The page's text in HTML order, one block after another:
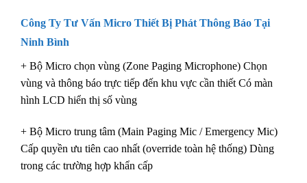
Công Ty Tư Vấn Micro Thiết Bị Phát Thông Báo Tại
Ninh Bình
+ Bộ Micro chọn vùng (Zone Paging Microphone) Chọn
vùng và thông báo trực tiếp đến khu vực cần thiết Có màn
hình LCD hiển thị số vùng
+ Bộ Micro trung tâm (Main Paging Mic / Emergency Mic)
Cấp quyền ưu tiên cao nhất (override toàn hệ thống) Dùng
trong các trường hợp khẩn cấp